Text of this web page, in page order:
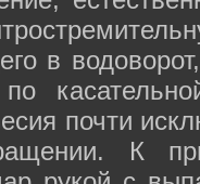
в
почти
К